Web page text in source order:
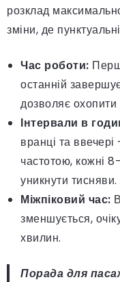
розклад
зміни, де
Час роботи:
останній
дозволяє охопити
Інтервали в
вранці та
частотою, кожні
уникнути тисняви.
Міжпіковий час:
зменшується,
хвилин.
Порада для